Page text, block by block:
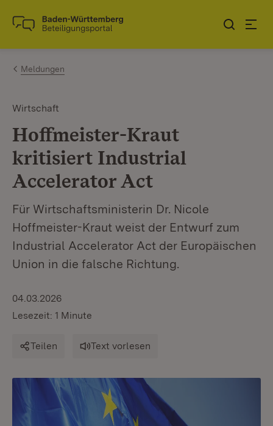
Zum Inhalt springen
Link zur Startseite
Meldungen
Wirtschaft
Hoffmeister-Kraut
kritisiert Industrial
Accelerator Act
Für Wirtschaftsministerin Dr. Nicole
Hoffmeister-Kraut weist der Entwurf zum
Industrial Accelerator Act der Europäischen
Union in die falsche Richtung.
04.03.2026
Lesezeit: 1 Minute
Teilen Text vorlesen